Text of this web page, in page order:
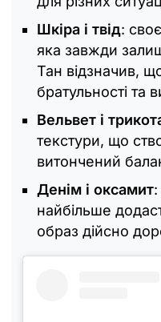
Шкіра і твід:
яка завжди
Тан відзначив,
братульності та
Вельвет і
текстури, що
витончений
Денім і оксамит
найбільше
образ дійсно